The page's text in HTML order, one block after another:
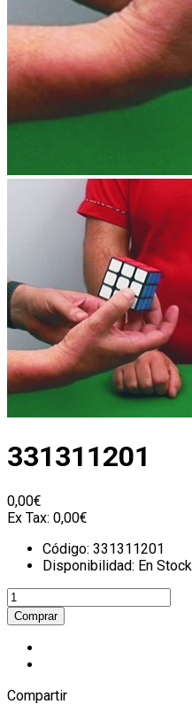
331311201
0,00€
Ex Tax: 0,00€
Código: 331311201
Disponibilidad: En Stock
Compartir